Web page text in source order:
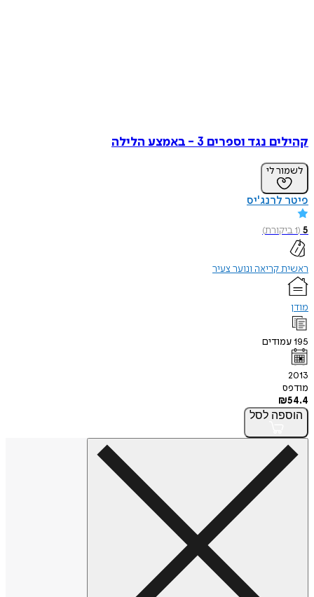
קהילים נגד וספרים 3 - באמצע הלילה
לשמור לי
פיטר לרנג'יס
5
(
1ביקורת)
ראשית קריאה ונוער צעיר
מודן
195עמודים
2013
מודפס
₪54.4
הוספה לסל